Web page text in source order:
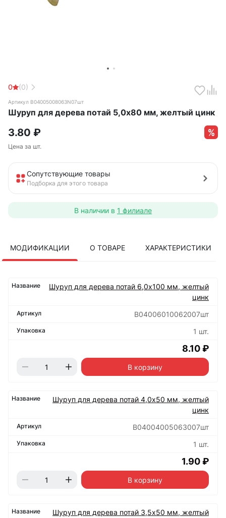
0 (0)
Артикул B04005008063N07шт
Шуруп для дерева потай 5,0х80 мм, желтый цинк
3.80 ₽
Цена за шт.
Сопутствующие товары
Подборка для этого товара
В наличии в 1 филиале
МОДИФИКАЦИИ О ТОВАРЕ ХАРАКТЕРИСТИКИ
Шуруп для дерева потай 6,0х100 мм, желтый
цинк
B04006010062007шт
1 шт.
8.10 ₽
В корзину
Шуруп для дерева потай 4,0х50 мм, желтый
цинк
B04004005063007шт
1 шт.
1.90 ₽
В корзину
Шуруп для дерева потай 3,5х50 мм, желтый